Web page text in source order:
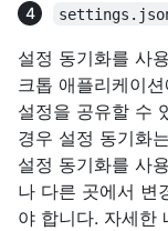
설정 동기화를 사
크톱 애플리케이
설정을 공유할 수
경우 설정 동기화
설정 동기화를 사
나 다른 곳에서 변
야 합니다. 자세한